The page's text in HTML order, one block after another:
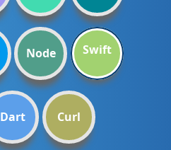
Node Swift
Dart Curl